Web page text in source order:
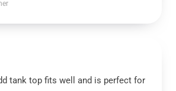
tank top fits well and is perfect for